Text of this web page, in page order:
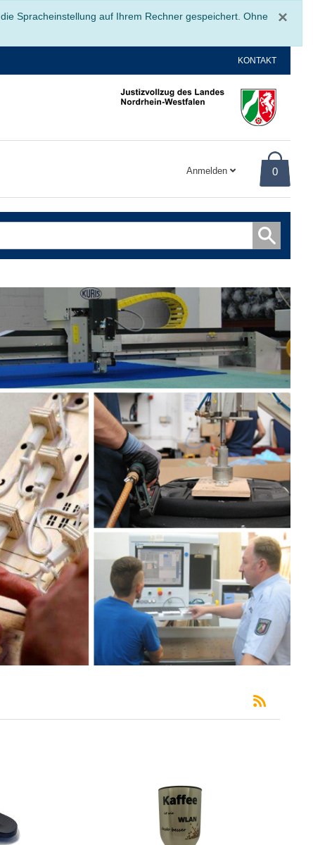
×
Spracheinstellung auf Ihrem Rechner gespeichert. Ohne
KONTAKT
Anmelden 0